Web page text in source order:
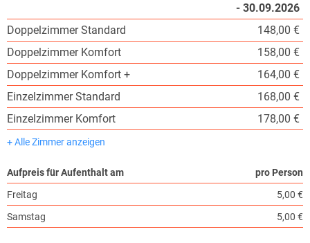
Doppelzimmer Standard
Doppelzimmer Komfort
Doppelzimmer Komfort +
Einzelzimmer Standard
Einzelzimmer Komfort
+ Alle Zimmer anzeigen
- 30.09.2026
148,00 €
158,00 €
164,00 €
168,00 €
178,00 €
Aufpreis für Aufenthalt am
pro Person
Freitag
5,00 €
Samstag
5,00 €